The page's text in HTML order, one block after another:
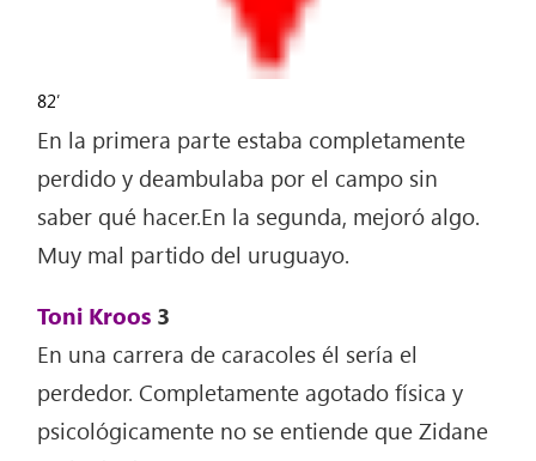
82′
En la primera parte estaba completamente
perdido y deambulaba por el campo sin
saber qué hacer.En la segunda, mejoró algo.
Muy mal partido del uruguayo.
Toni Kroos 3
En una carrera de caracoles él sería el
perdedor. Completamente agotado física y
psicológicamente no se entiende que Zidane